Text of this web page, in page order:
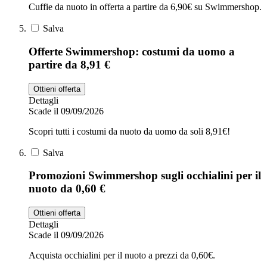
Cuffie da nuoto in offerta a partire da 6,90€ su Swimmershop.
Salva
Offerte Swimmershop: costumi da uomo a
partire da 8,91 €
Ottieni offerta
Dettagli
Scade il 09/09/2026
Scopri tutti i costumi da nuoto da uomo da soli 8,91€!
Salva
Promozioni Swimmershop sugli occhialini per il
nuoto da 0,60 €
Ottieni offerta
Dettagli
Scade il 09/09/2026
Acquista occhialini per il nuoto a prezzi da 0,60€.